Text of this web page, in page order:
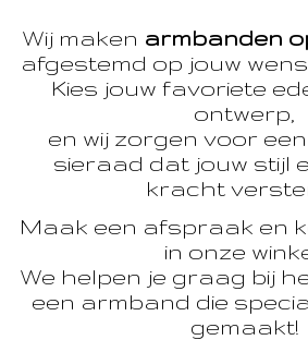
Wij maken armbanden
afgestemd op jouw
Kies jouw favoriete
ontwerp,
en wij zorgen voor
sieraad dat jouw stijl
kracht
Maak een afspraak en
in onze
We helpen je graag bij
een armband die
gemaakt!